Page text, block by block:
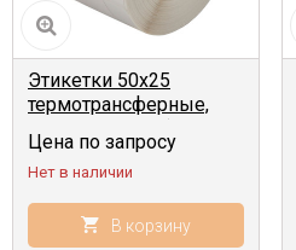
Этикетки 50х25
термотрансферные,
шт, 40 мм)
Цена по запросу
Нет в наличии
В корзину